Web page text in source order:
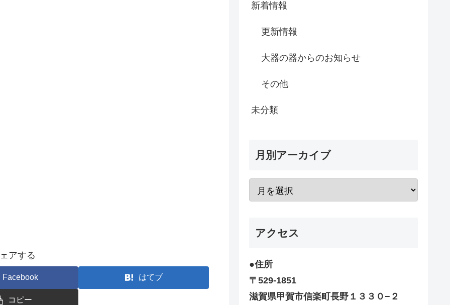
アする
Facebook はてブ
コピー
新着情報
更新情報
大器の器からのお知らせ
その他
未分類
月別アーカイブ
アクセス
●住所
〒529-1851
滋賀県甲賀市信楽町長野１３３０−２